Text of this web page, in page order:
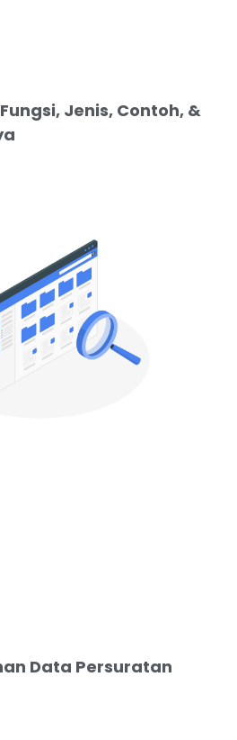
Jenis, Contoh, &
Data Persuratan